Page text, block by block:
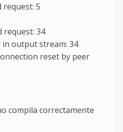
5
request: 34
output stream: 34
reset by peer
compila correctamente